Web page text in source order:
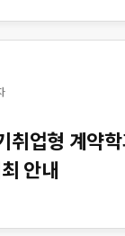
취업형 계약
안내